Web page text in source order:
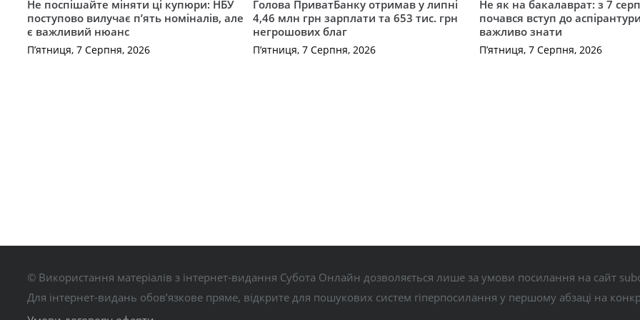
Не поспішайте міняти ці купюри: НБУ
поступово вилучає п’ять номіналів, але
є важливий нюанс
П’ятниця, 7 Серпня, 2026
Голова ПриватБанку отримав у липні
4,46 млн грн зарплати та 653 тис. грн
негрошових благ
П’ятниця, 7 Серпня, 2026
Не як на бакалаврат: з 7
почався вступ до
важливо знати
П’ятниця, 7 Серпня, 2026
© Використання матеріалів з інтернет-видання Субота Онлайн дозволяється лише за умови посилання на сайт
Для інтернет-видань обов’язкове пряме, відкрите для пошукових систем гіперпосилання у першому абзаці на